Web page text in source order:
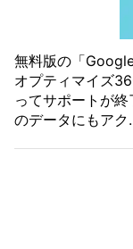
無料版の「
オプティマイズ
ってサポートが
のデータにもアク